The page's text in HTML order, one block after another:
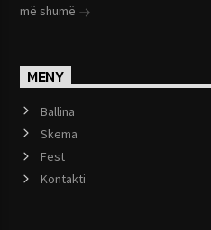
më shumë
MENY
Ballina
Skema
Fest
Kontakti